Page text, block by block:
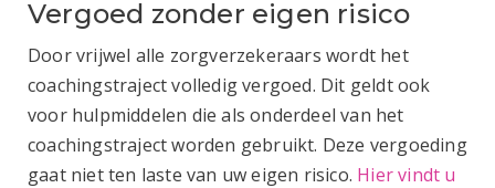
Vergoed zonder eigen risico
Door vrijwel alle zorgverzekeraars wordt het
coachingstraject volledig vergoed. Dit geldt ook
voor hulpmiddelen die als onderdeel van het
coachingstraject worden gebruikt. Deze vergoeding
gaat niet ten laste van uw eigen risico. Hier vindt u